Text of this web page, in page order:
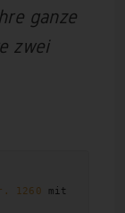
ganze
zwei
1260 mit